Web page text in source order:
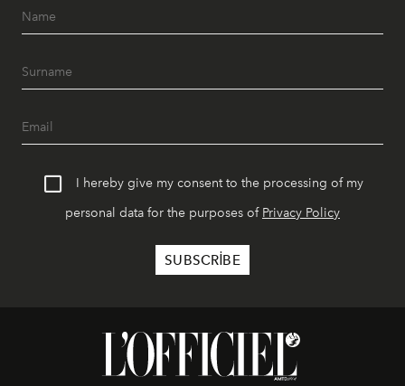
I hereby give my consent to the processing of my
personal data for the purposes of Privacy Policy